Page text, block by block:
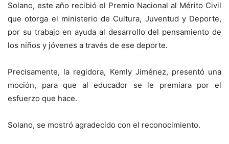
Solano, este año recibió el Premio Nacional al Mérito Civil
que otorga el ministerio de Cultura, Juventud y Deporte,
por su trabajo en ayuda al desarrollo del pensamiento de
los niños y jóvenes a través de ese deporte.
Precisamente, la regidora, Kemly Jiménez, presentó una
moción, para que al educador se le premiara por el
esfuerzo que hace.
Solano, se mostró agradecido con el reconocimiento.